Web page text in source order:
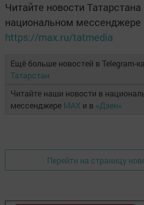
Читайте новости Татарстана
национальном
https://max.ru/tatmedia
Ещё больше новостей в Telegram-
Татарстан
Читайте наши новости в
мессенджере MAX и в «Дзен»
Перейти на страницу